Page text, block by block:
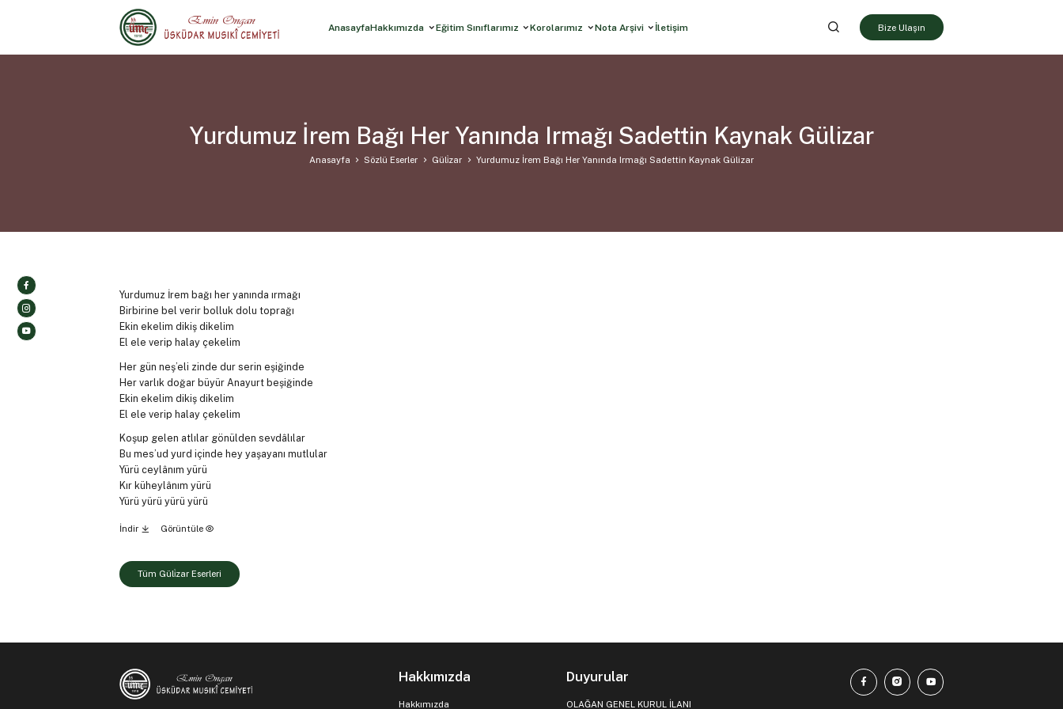
AnasayfaHakkımızda Eğitim Sınıflarımız Korolarımız Nota Arşivi İletişim Bize Ulaşın
Yurdumuz İrem Bağı Her Yanında Irmağı Sadettin Kaynak Gülizar
Anasayfa Sözlü Eserler Güli̇zar Yurdumuz İrem Bağı Her Yanında Irmağı Sadettin Kaynak Gülizar
Yurdumuz İrem bağı her yanında ırmağı
Birbirine bel verir bolluk dolu toprağı
Ekin ekelim dikiş dikelim
El ele verip halay çekelim
Her gün neş’eli zinde dur serin eşiğinde
Her varlık doğar büyür Anayurt beşiğinde
Ekin ekelim dikiş dikelim
El ele verip halay çekelim
Koşup gelen atlılar gönülden sevdâlılar
Bu mes’ud yurd içinde hey yaşayanı mutlular
Yürü ceylânım yürü
Kır küheylânım yürü
Yürü yürü yürü yürü
İndir Görüntüle
Tüm Güli̇zar Eserleri
Hakkımızda
Hakkımızda
Duyurular
OLAĞAN GENEL KURUL İLANI